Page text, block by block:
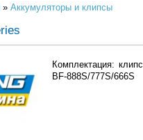
» Аккумуляторы и клипсы
Комплектация:
BF-888S/777S/666S